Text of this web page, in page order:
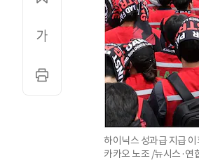
하이닉스 성과급 지급
카카오 노조 /뉴시스·연